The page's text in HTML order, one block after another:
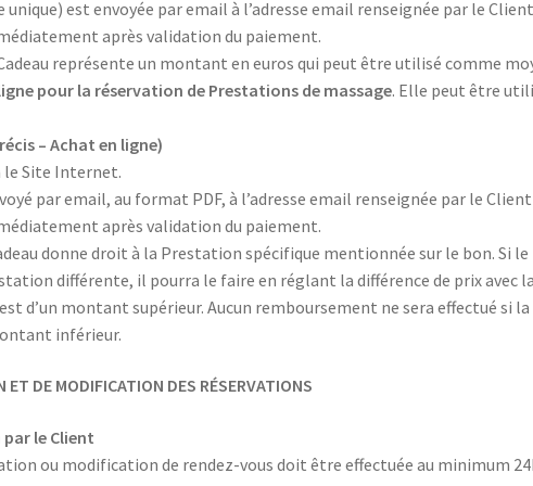
unique) est envoyée par email à l’adresse email renseignée par le Client
après validation du paiement.
représente un montant en euros qui peut être utilisé comme
pour la réservation de Prestations de massage. Elle peut être
– Achat en ligne)
le Site Internet.
par email, au format PDF, à l’adresse email renseignée par le Client
après validation du paiement.
donne droit à la Prestation spécifique mentionnée sur le bon. Si le
différente, il pourra le faire en réglant la différence de prix avec la
d’un montant supérieur. Aucun remboursement ne sera effectué si la
inférieur.
DE MODIFICATION DES RÉSERVATIONS
le Client
ou modification de rendez-vous doit être effectuée au minimum